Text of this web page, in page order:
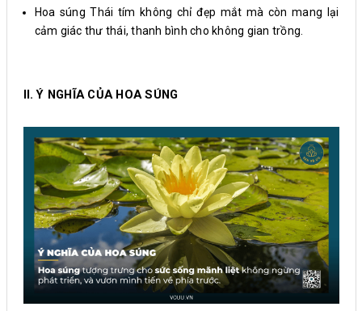
Hoa súng Thái tím không chỉ đẹp mắt mà còn mang lại
cảm giác thư thái, thanh bình cho không gian trồng.
II. Ý NGHĨA CỦA HOA SÚNG